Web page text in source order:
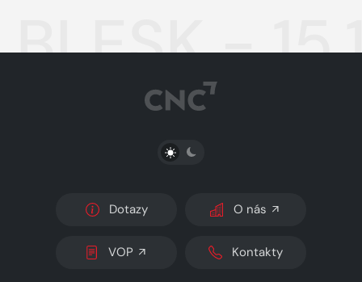
BLESK -
PŘEPNOUT SVĚTLÝ/TMAVÝ REŽIM
Dotazy O nás
VOP Kontakty